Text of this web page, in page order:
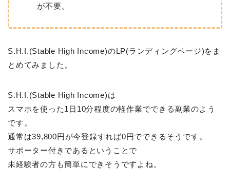
が不要。
S.H.I.(Stable High Income)のLP(ランディングページ)をま
とめてみました。
S.H.I.(Stable High Income)は
スマホを使った1日10分程度の軽作業でできる副業のよう
です。
通常は39,800円が今登録すれば0円でできるそうです。
サポーター付きであるということで
未経験者の方も簡単にできそうですよね。